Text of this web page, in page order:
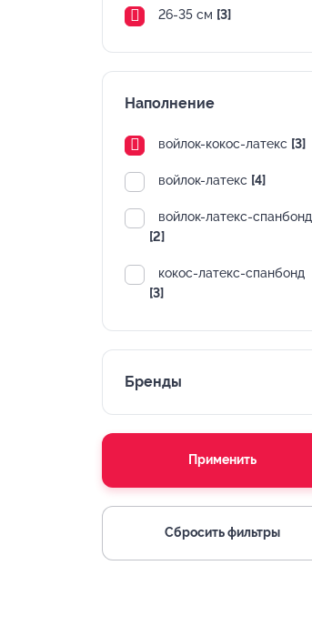
26-35 см [3]
Наполнение
войлок-кокос-латекс [3]
войлок-латекс [4]
войлок-латекс-спанбонд
[2]
кокос-латекс-спанбонд
[3]
Бренды
Применить
Сбросить фильтры